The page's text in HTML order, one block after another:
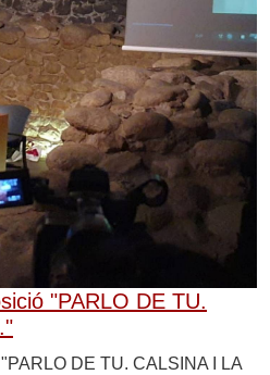
"PARLO DE TU.
DE TU. CALSINA I LA